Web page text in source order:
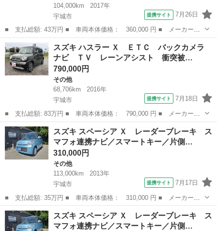
104,000km
2017年
宇城市
提携サイト 7月26日
■ 支払総額: 43万円 ■ 車両本体価格： 360,000 円 ■ メーカー
名： スズキ ■ 車種名： スペーシア ■ グレード名： Ｇ デュ
アルカメラブレーキサポート／Ｓエネチャージ／スマートキー／プッ
シュスタート／ド...
熊本 宇城市 その他
スズキ ハスラー Ｘ ＥＴＣ バックカメラ
ナビ ＴＶ レーンアシスト 衝突被…
790,000円
その他
68,706km
2016年
宇城市
提携サイト 7月18日
■ 支払総額: 83万円 ■ 車両本体価格： 790,000 円 ■ メーカー
名： スズキ ■ 車種名： ハスラー ■ グレード名： Ｘ ＥＴ
Ｃ バックカメラ ナビ ＴＶ レーンアシスト 衝突被害軽減シス
テム オートライト...
熊本 宇城市 その他
スズキ スペーシア Ｘ レーダーブレーキ ス
マフォ連携ナビ／スマートキー／片側…
310,000円
その他
113,000km
2013年
宇城市
提携サイト 7月17日
■ 支払総額: 35万円 ■ 車両本体価格： 310,000 円 ■ メーカー
名： スズキ ■ 車種名： スペーシア ■ グレード名： Ｘ レー
ダーブレーキ スマフォ連携ナビ／スマートキー／片側パワースライ
ドドア／ダブルエ...
熊本 宇城市 その他
スズキ スペーシア Ｘ レーダーブレーキ ス
マフォ連携ナビ／スマートキー／片側…